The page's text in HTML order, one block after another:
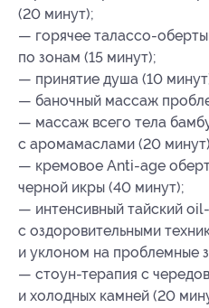
(20 минут);
— горячее талассо-
по зонам (15 минут);
— принятие душа (10
— баночный массаж
— массаж всего тела
с аромамаслами (20
— кремовое Anti-age
черной икры (40 минут);
— интенсивный тайский
с оздоровительными
и уклоном на проблемные
— стоун-терапия с
и холодных камней (20